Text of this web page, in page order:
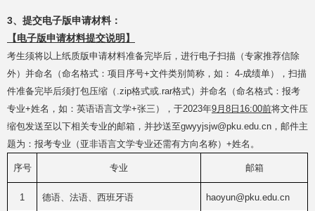
3、提交电子版申请材料：
【电子版申请材料提交说明】
考生须将以上纸质版申请材料准备完毕后，进行电子扫描（专家推荐信除
外）并命名（命名格式：项目序号+文件类别简称，如： 4-成绩单），扫描
件准备完毕后须打包压缩（.zip格式或.rar格式）并命名（命名格式：报考
专业+姓名，如：英语语言文学+张三），于2023年9月8日16:00前将文件压
缩包发送至以下相关专业的邮箱，并抄送至gwyyjsjw@pku.edu.cn，邮件主
题为：报考专业（亚非语言文学专业还需有方向名称）+姓名。
序号 专业 邮箱
1 德语、法语、西班牙语 haoyun@pku.edu.cn